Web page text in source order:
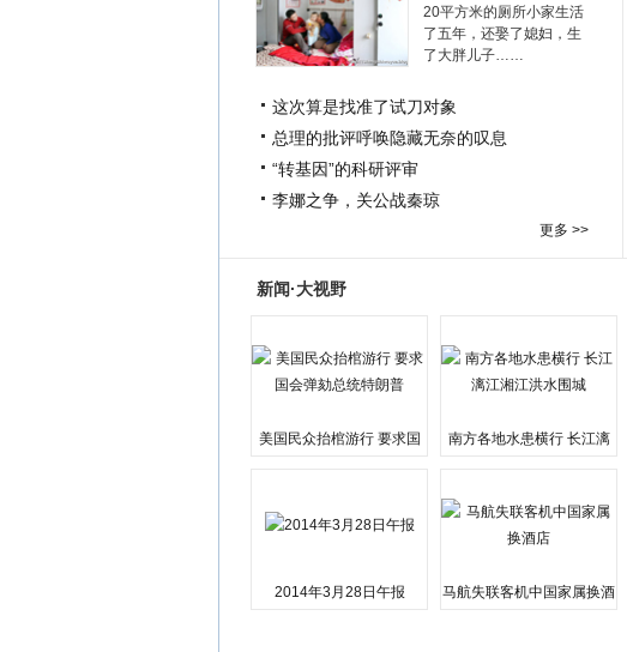
20平方米的厕所小家生活
了五年，还娶了媳妇，生
了大胖儿子……
这次算是找准了试刀对象
总理的批评呼唤隐藏无奈的叹息
“转基因”的科研评审
李娜之争，关公战秦琼
更多 >>
新闻·大视野
美国民众抬棺游行 要求国
南方各地水患横行 长江漓
2014年3月28日午报
马航失联客机中国家属换酒